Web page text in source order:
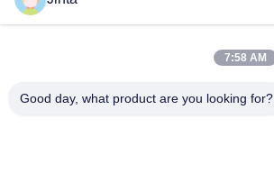
7:58 AM
Good day, what product are you looking for?